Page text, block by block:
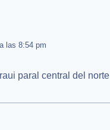
las 8:54 pm
paral central del norte